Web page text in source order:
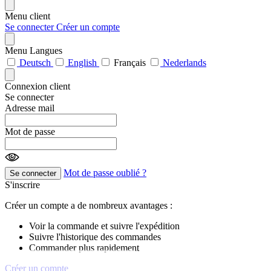
Menu client
Se connecterCréer un compte
Menu Langues
Deutsch
English Français Nederlands
Connexion client
Se connecter
Adresse mail
Mot de passe
Se connecter
Mot de passe oublié ?
S'inscrire
Créer un compte a de nombreux avantages :
Voir la commande et suivre l'expédition
Suivre l'historique des commandes
Commander plus rapidement
Créer un compte